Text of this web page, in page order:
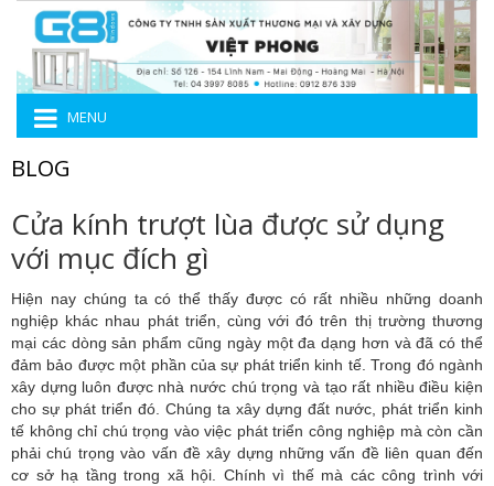
MENU
BLOG
Cửa kính trượt lùa được sử dụng
với mục đích gì
Hiện nay chúng ta có thể thấy được có rất nhiều những doanh
nghiệp khác nhau phát triển, cùng với đó trên thị trường thương
mại các dòng sản phẩm cũng ngày một đa dạng hơn và đã có thể
đảm bảo được một phần của sự phát triển kinh tế. Trong đó ngành
xây dựng luôn được nhà nước chú trọng và tạo rất nhiều điều kiện
cho sự phát triển đó. Chúng ta xây dựng đất nước, phát triển kinh
tế không chỉ chú trọng vào việc phát triển công nghiệp mà còn cần
phải chú trọng vào vấn đề xây dựng những vấn đề liên quan đến
cơ sở hạ tầng trong xã hội. Chính vì thế mà các công trình với